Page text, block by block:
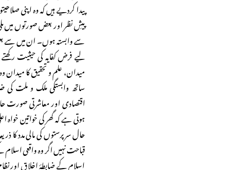
پیدا کردیے ہیں کہ وہ اپنی
پیشِ نظر اور بعض صورتوں میں
سے وابستہ ہوں۔ ان میں سے
لیے فرض کفایہ کی حیثیت
میدان، علم و تحقیق کا
ساتھ وابستگی ملک و ملت
اقتصادی اور معاشرتی
ہوتی ہے کہ گھر کی خواتین خواہ
حال سرپرستوں کی مالی مدد کا
قباحت نہیں اگر وہ واقعی
اسلام کے ضابطۂ اخلاق اور